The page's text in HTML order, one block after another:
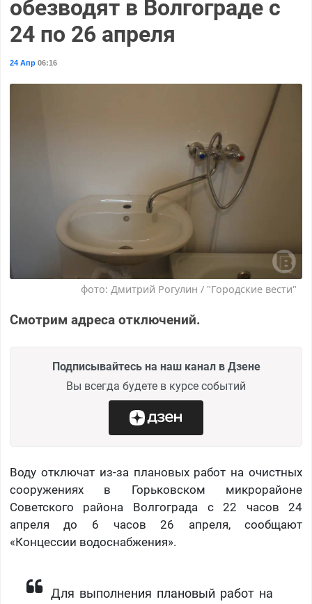
обезводят в Волгограде с
24 по 26 апреля
24 Апр06:16
фото: Дмитрий Рогулин / "Городские вести"
Смотрим адреса отключений.
Подписывайтесь на наш канал в Дзене
Вы всегда будете в курсе событий
Воду отключат из-за плановых работ на очистных
сооружениях в Горьковском микрорайоне
Советского района Волгограда с 22 часов 24
апреля до 6 часов 26 апреля, сообщают
«Концессии водоснабжения».
Для выполнения плановый работ на